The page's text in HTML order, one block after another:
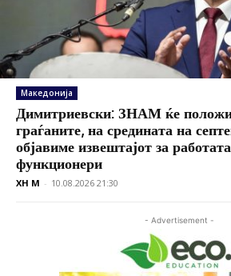
Македонија
Димитриевски: ЗНАМ ќе
граѓаните, на средината на
објавиме извештајот за
функционери
XH M - 10.08.2026 21:30
- Advertisement -